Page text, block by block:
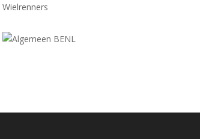
Wielrenners